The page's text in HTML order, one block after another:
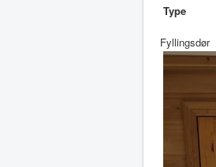
Type
Fyllingsdør